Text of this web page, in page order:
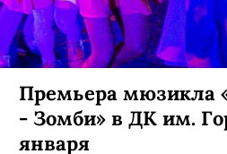
Премьера мюзикла
- Зомби» в ДК им.
января